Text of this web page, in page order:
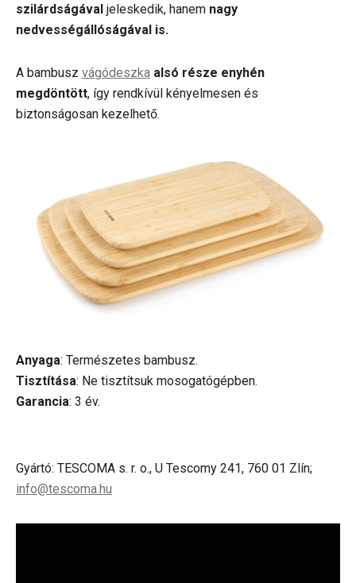
szilárdságával jeleskedik, hanem nagy
nedvességállóságával is.
A bambusz vágódeszka alsó része enyhén
megdöntött, így rendkívül kényelmesen és
biztonságosan kezelhető.
Anyaga: Természetes bambusz.
Tisztítása: Ne tisztítsuk mosogatógépben.
Garancia: 3 év.
Gyártó: TESCOMA s. r. o., U Tescomy 241, 760 01 Zlín;
info@tescoma.hu